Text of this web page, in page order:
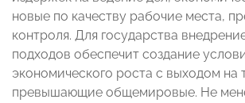
новые по качеству рабочие места,
контроля. Для государства
подходов обеспечит создание
экономического роста с выходом на
превышающие общемировые. Не